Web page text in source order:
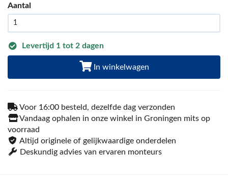
Aantal
Levertijd 1 tot 2 dagen
In winkelwagen
Voor 16:00 besteld, dezelfde dag verzonden
Vandaag ophalen in onze winkel in Groningen mits op
voorraad
Altijd originele of gelijkwaardige onderdelen
Deskundig advies van ervaren monteurs